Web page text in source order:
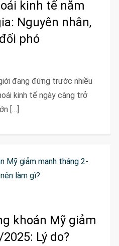
kinh tế năm
Nguyên nhân,
phó
đang đứng trước nhiều
kinh tế ngày càng trở
[…]
khoán Mỹ giảm
Lý do?